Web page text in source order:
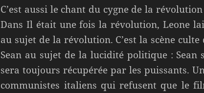
C’est aussi le chant du cygne de la
Dans Il était une fois la révolution, Leone
au sujet de la révolution. C’est la scène
Sean au sujet de la lucidité politique :
sera toujours récupérée par les puissants.
communistes italiens qui refusent que le